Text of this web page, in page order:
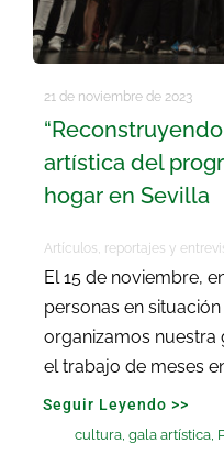
21 de noviembre de 2023
artística del
hogar en Sevilla
Artículos, reportajes y
El 15 de noviembre,
personas en
organizamos nuestra
el trabajo de meses
Seguir Leyendo >>
cultura,gala artística,